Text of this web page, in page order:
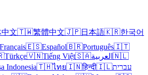
文🇹🇼繁體中文🇯🇵日本語🇰🇷한국어
Français🇪🇸Español🇧🇷Português🇮🇹
Türkçe🇻🇳Tiếng Việt🇸🇦العربية 🇳🇱
Indonesia🇹🇭ไทย🇮🇳हिन्दी🇮🇱עברית